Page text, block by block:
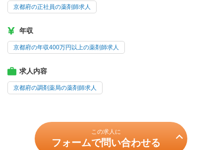
京都府の正社員の薬剤師求人
年収
京都府の年収400万円以上の薬剤師求人
求人内容
京都府の調剤薬局の薬剤師求人
この求人に
フォームで問い合わせる